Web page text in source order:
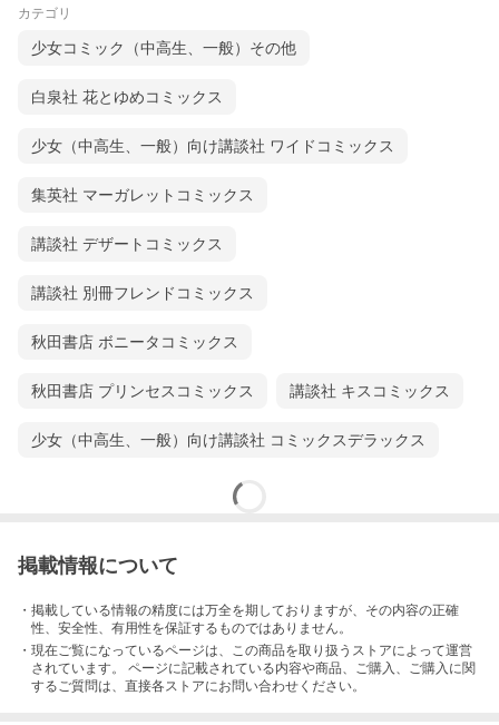
カテゴリ
少女コミック（中高生、一般）その他
白泉社 花とゆめコミックス
少女（中高生、一般）向け講談社 ワイドコミックス
集英社 マーガレットコミックス
講談社 デザートコミックス
講談社 別冊フレンドコミックス
秋田書店 ボニータコミックス
秋田書店 プリンセスコミックス 講談社 キスコミックス
少女（中高生、一般）向け講談社 コミックスデラックス
掲載情報について
・掲載している情報の精度には万全を期しておりますが、その内容の正確
性、安全性、有用性を保証するものではありません。
・現在ご覧になっているページは、この商品を取り扱うストアによって運営
されています。 ページに記載されている内容や商品、ご購入 、ご購入に関
するご質問は、直接各ストアにお問い合わせください。